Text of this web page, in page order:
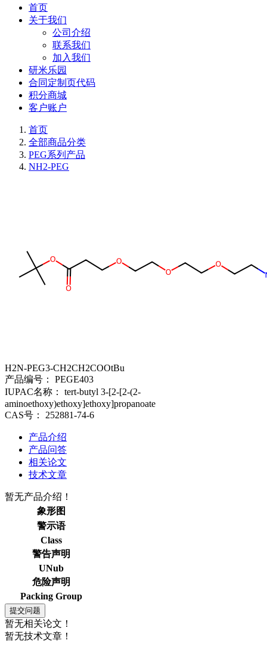
首页
关于我们
公司介绍
联系我们
加入我们
研米乐园
合同定制页代码
积分商城
客户账户
首页
全部商品分类
PEG系列产品
NH2-PEG
H2N-PEG3-CH2CH2COOtBu
产品编号：
PEGE403
IUPAC名称： tert-butyl 3-[2-[2-(2-
aminoethoxy)ethoxy]ethoxy]propanoate
CAS号：
252881-74-6
产品介绍
产品问答
相关论文
技术文章
暂无产品介绍！
象形图
警示语
Class
警告声明
UNub
危险声明
Packing Group
暂无相关论文！
暂无技术文章！